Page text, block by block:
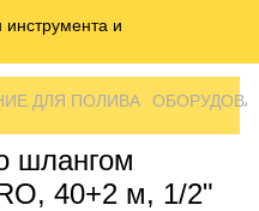
ДЛЯ ПОЛИВА
шлангом
40+2 м, 1/2"